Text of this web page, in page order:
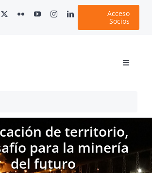
Acceso
Socios
Toggle
Documentos
Minería en Chile
Plataformas Digitales
de territorio,
para la minería
del futuro